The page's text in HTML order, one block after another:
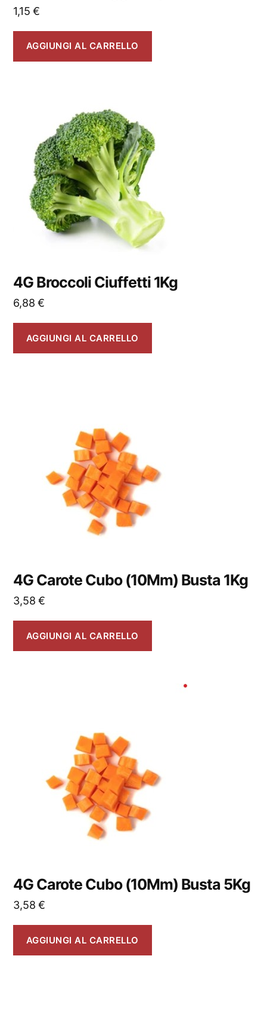
1,15€
AGGIUNGI AL CARRELLO
4G Broccoli Ciuffetti 1Kg
6,88€
AGGIUNGI AL CARRELLO
4G Carote Cubo (10Mm) Busta 1Kg
3,58€
AGGIUNGI AL CARRELLO
4G Carote Cubo (10Mm) Busta 5Kg
3,58€
AGGIUNGI AL CARRELLO